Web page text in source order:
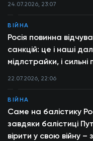
24.07.2026, 23:07
ВІЙНА
Росія повинна
санкцій: це і наші
мідлстрайки, і сильні
22.07.2026, 22:06
ВІЙНА
Саме на балістику
завдяки балістиці
вірити у свою війну –